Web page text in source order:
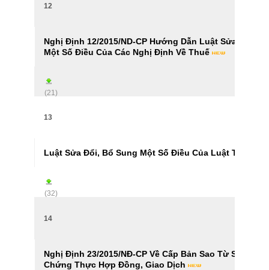
12
Nghị Định 12/2015/ND-CP Hướng Dẫn Luật Sửa Đổi,
Một Số Điều Của Các Nghị Định Về Thuế
(21)
13
Luật Sửa Đổi, Bổ Sung Một Số Điều Của Luật Thuế
(32)
14
Nghị Định 23/2015/NĐ-CP Về Cấp Bản Sao Từ Sổ
Chứng Thực Hợp Đồng, Giao Dịch